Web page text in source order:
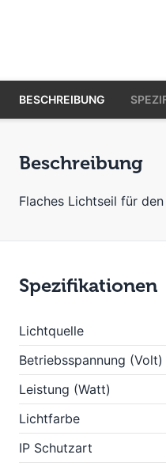
BESCHREIBUNG
Beschreibung
Flaches Lichtseil für
Spezifikationen
Lichtquelle
Betriebsspannung (Volt)
Leistung (Watt)
Lichtfarbe
IP Schutzart